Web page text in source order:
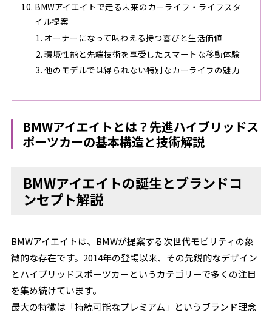
BMWアイエイトで走る未来のカーライフ・ライフスタ
イル提案
オーナーになって味わえる持つ喜びと生活価値
環境性能と先端技術を享受したスマートな移動体験
他のモデルでは得られない特別なカーライフの魅力
BMWアイエイトとは？先進ハイブリッドス
ポーツカーの基本構造と技術解説
BMWアイエイトの誕生とブランドコ
ンセプト解説
BMWアイエイトは、BMWが提案する次世代モビリティの象
徴的な存在です。2014年の登場以来、その先鋭的なデザイン
とハイブリッドスポーツカーというカテゴリーで多くの注目
を集め続けています。
最大の特徴は「持続可能なプレミアム」というブランド理念